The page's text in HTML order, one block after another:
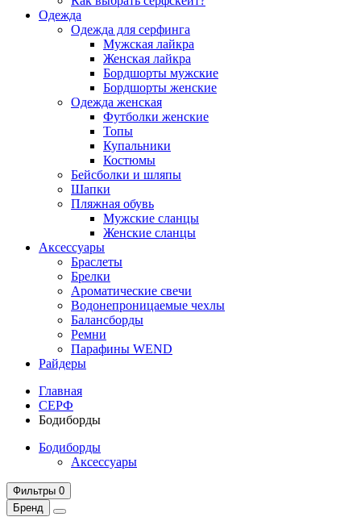
Одежда
Одежда для серфинга
Мужская лайкра
Женская лайкра
Бордшорты мужские
Бордшорты женские
Одежда женская
Футболки женские
Топы
Купальники
Костюмы
Бейсболки и шляпы
Шапки
Пляжная обувь
Мужские сланцы
Женские сланцы
Аксессуары
Браслеты
Брелки
Ароматические свечи
Водонепроницаемые чехлы
Балансборды
Ремни
Парафины WEND
Райдеры
Главная
СЕРФ
Бодиборды
Бодиборды
Аксессуары
Фильтры 0
Бренд